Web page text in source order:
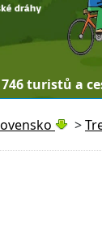
746 turistů a
>